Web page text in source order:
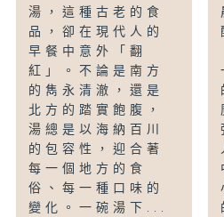
湯，這種古老的食
品，卻在現代人的
早餐中意外「翻
紅」。不論是南方
的雋永清澈，還是
北方的踏實飽腹，
湯總是以海納百川
的包容性，迎合著
每一個地方的食
俗、每一種口味的
變化。一碗湯下...